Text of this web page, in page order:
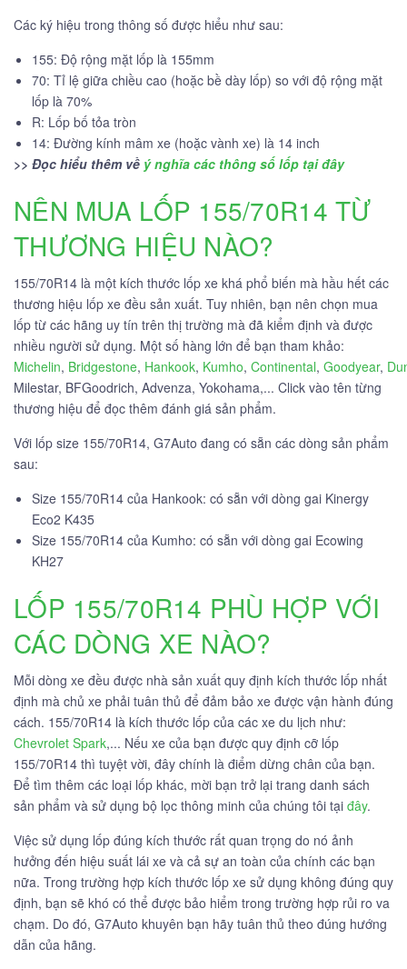
Các ký hiệu trong thông số được hiểu như sau:
155: Độ rộng mặt lốp là 155mm
70: Tỉ lệ giữa chiều cao (hoặc bề dày lốp) so với độ rộng mặt
lốp là 70%
R: Lốp bố tỏa tròn
14: Đường kính mâm xe (hoặc vành xe) là 14 inch
>> Đọc hiểu thêm về ý nghĩa các thông số lốp tại đây
NÊN MUA LỐP 155/70R14 TỪ
THƯƠNG HIỆU NÀO?
155/70R14 là một kích thước lốp xe khá phổ biến mà hầu hết các
thương hiệu lốp xe đều sản xuất. Tuy nhiên, bạn nên chọn mua
lốp từ các hãng uy tín trên thị trường mà đã kiểm định và được
nhiều người sử dụng. Một số hàng lớn để bạn tham khảo:
Michelin, Bridgestone, Hankook, Kumho, Continental, Goodyear,
Milestar, BFGoodrich, Advenza, Yokohama,... Click vào tên từng
thương hiệu để đọc thêm đánh giá sản phẩm.
Với lốp size 155/70R14, G7Auto đang có sẵn các dòng sản phẩm
sau:
Size 155/70R14 của Hankook: có sẵn với dòng gai Kinergy
Eco2 K435
Size 155/70R14 của Kumho: có sẵn với dòng gai Ecowing
KH27
LỐP 155/70R14 PHÙ HỢP VỚI
CÁC DÒNG XE NÀO?
Mỗi dòng xe đều được nhà sản xuất quy định kích thước lốp nhất
định mà chủ xe phải tuân thủ để đảm bảo xe được vận hành đúng
cách. 155/70R14 là kích thước lốp của các xe du lịch như:
Chevrolet Spark,... Nếu xe của bạn được quy định cỡ lốp
155/70R14 thì tuyệt vời, đây chính là điểm dừng chân của bạn.
Để tìm thêm các loại lốp khác, mời bạn trở lại trang danh sách
sản phẩm và sử dụng bộ lọc thông minh của chúng tôi tại đây.
Việc sử dụng lốp đúng kích thước rất quan trọng do nó ảnh
hưởng đến hiệu suất lái xe và cả sự an toàn của chính các bạn
nữa. Trong trường hợp kích thước lốp xe sử dụng không đúng quy
định, bạn sẽ khó có thể được bảo hiểm trong trường hợp rủi ro va
chạm. Do đó, G7Auto khuyên bạn hãy tuân thủ theo đúng hướng
dẫn của hãng.